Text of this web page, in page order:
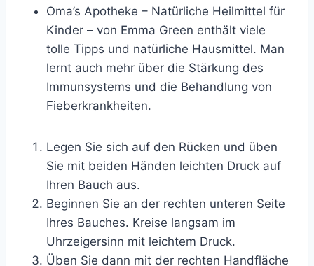
Oma’s Apotheke – Natürliche Heilmittel für
Kinder – von Emma Green enthält viele
tolle Tipps und natürliche Hausmittel. Man
lernt auch mehr über die Stärkung des
Immunsystems und die Behandlung von
Fieberkrankheiten.
Legen Sie sich auf den Rücken und üben
Sie mit beiden Händen leichten Druck auf
Ihren Bauch aus.
Beginnen Sie an der rechten unteren Seite
Ihres Bauches. Kreise langsam im
Uhrzeigersinn mit leichtem Druck.
Üben Sie dann mit der rechten Handfläche